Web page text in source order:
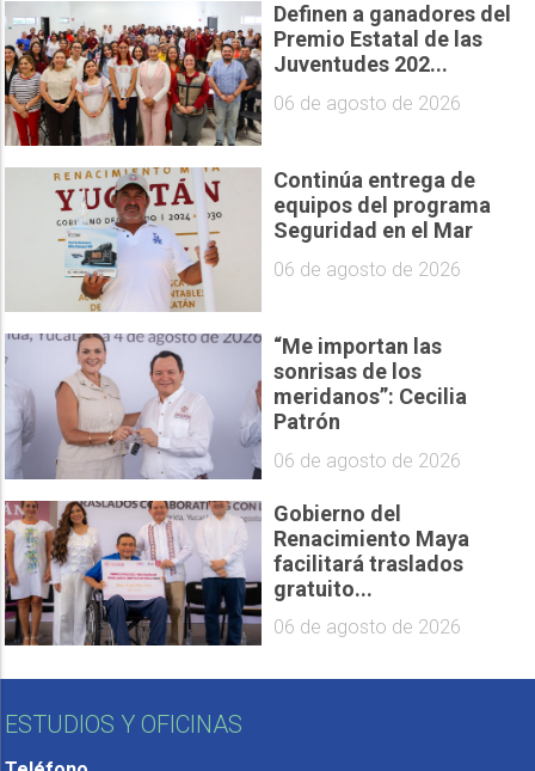
Definen a ganadores del
Premio Estatal de las
Juventudes 202...
06 de agosto de 2026
Continúa entrega de
equipos del programa
Seguridad en el Mar
06 de agosto de 2026
“Me importan las
sonrisas de los
meridanos”: Cecilia
Patrón
06 de agosto de 2026
Gobierno del
Renacimiento Maya
facilitará traslados
gratuito...
06 de agosto de 2026
ESTUDIOS Y OFICINAS